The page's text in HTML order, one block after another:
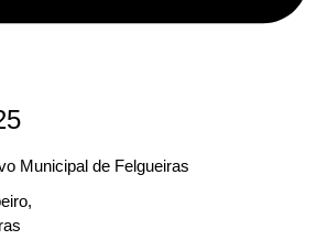
Municipal de Felgueiras